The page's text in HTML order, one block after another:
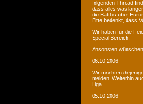
folgenden Thread
dass alles was
die Battles über
Bitte bedenkt, dass
Wir haben für die
Special Bereich.
Ansonsten
06.10.2006
Wir möchten
melden. Weiterhin
Liga.
05.10.2006